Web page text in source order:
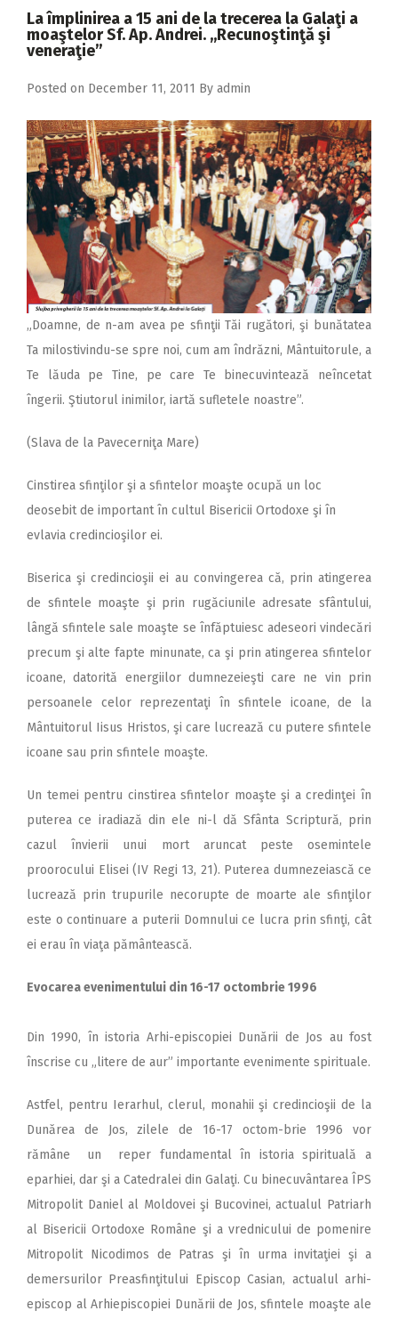
2017
2014
2013
2012
2011
2010
2009
La împlinirea a 15 ani de la trecerea la Galaţi a
moaştelor Sf. Ap. Andrei. ,,Recunoştinţă şi
veneraţie”
Posted on December 11, 2011 By admin
„Doamne, de n-am avea pe sfinţii Tăi rugători, şi bunătatea
Ta milostivindu-se spre noi, cum am îndrăzni, Mântuitorule, a
Te lăuda pe Tine, pe care Te binecuvintează neîncetat
îngerii. Ştiutorul inimilor, iartă sufletele noastre”.
(Slava de la Pavecerniţa Mare)
Cinstirea sfinţilor şi a sfintelor moaşte ocupă un loc
deosebit de important în cultul Bisericii Ortodoxe şi în
evlavia credincioşilor ei.
Biserica şi credincioşii ei au convingerea că, prin atingerea
de sfintele moaşte şi prin rugăciunile adresate sfântului,
lângă sfintele sale moaşte se înfăptuiesc adeseori vindecări
precum şi alte fapte minunate, ca şi prin atingerea sfintelor
icoane, datorită energiilor dumnezeieşti care ne vin prin
persoanele celor reprezentaţi în sfintele icoane, de la
Mântuitorul Iisus Hristos, şi care lucrează cu putere sfintele
icoane sau prin sfintele moaşte.
Un temei pentru cinstirea sfintelor moaşte şi a credinţei în
puterea ce iradiază din ele ni-l dă Sfânta Scriptură, prin
cazul învierii unui mort aruncat peste osemintele
proorocului Elisei (IV Regi 13, 21). Puterea dumnezeiască ce
lucrează prin trupurile necorupte de moarte ale sfinţilor
este o continuare a puterii Domnului ce lucra prin sfinţi, cât
ei erau în viaţa pământească.
Evocarea evenimentului din 16-17 octombrie 1996
Din 1990, în istoria Arhi-episcopiei Dunării de Jos au fost
înscrise cu „litere de aur” importante evenimente spirituale.
Astfel, pentru Ierarhul, clerul, monahii şi credincioşii de la
Dunărea de Jos, zilele de 16-17 octom-brie 1996 vor
rămâne un reper fundamental în istoria spirituală a
eparhiei, dar şi a Catedralei din Galaţi. Cu binecuvântarea ÎPS
Mitropolit Daniel al Moldovei şi Bucovinei, actualul Patriarh
al Bisericii Ortodoxe Române şi a vrednicului de pomenire
Mitropolit Nicodimos de Patras şi în urma invitaţiei şi a
demersurilor Preasfinţitului Episcop Casian, actualul arhi-
episcop al Arhiepiscopiei Dunării de Jos, sfintele moaşte ale